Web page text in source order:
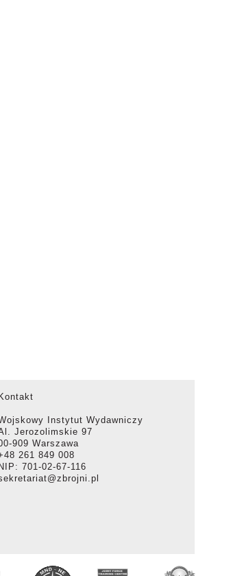
Kontakt
Instytut Wydawniczy
Jerozolimskie 97
909 Warszawa
261 849 008
NIP: 701-02-67-116